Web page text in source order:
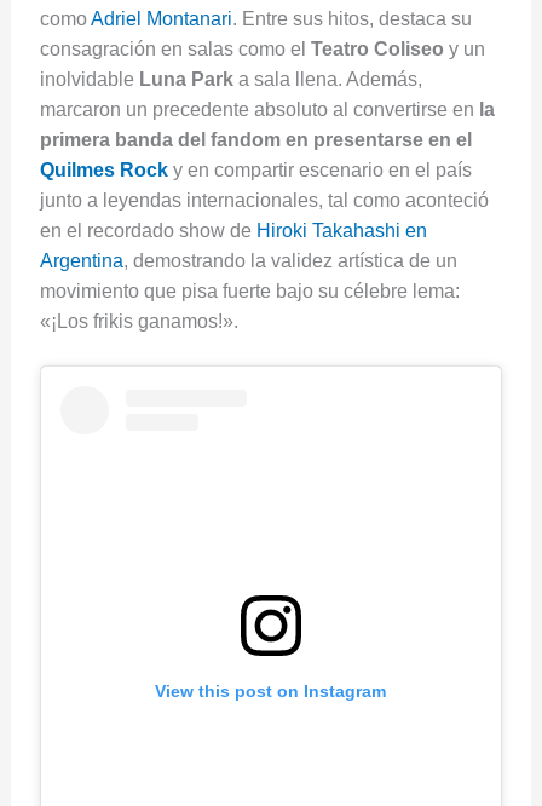
comoAdriel Montanari. Entre sus hitos, destaca su
consagración en salas como el Teatro Coliseo y un
inolvidable Luna Parka sala llena. Además,
marcaron un precedente absoluto al convertirse en la
primera banda del fandom en presentarse en el
Quilmes Rocky en compartir escenario en el país
junto a leyendas internacionales, tal como aconteció
en el recordado show de Hiroki Takahashi en
Argentina, demostrando la validez artística de un
movimiento que pisa fuerte bajo su célebre lema:
«¡Los frikis ganamos!».
View this post on Instagram